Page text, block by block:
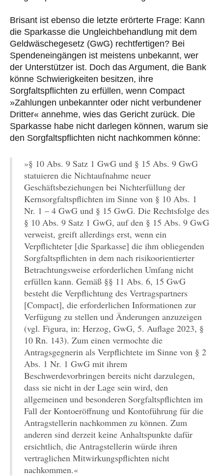
Brisant ist ebenso die letzte erörterte Frage: Kann
die Sparkasse die Ungleichbehandlung mit dem
Geldwäschegesetz (GwG) rechtfertigen? Bei
Spendeneingängen ist meistens unbekannt, wer
der Unterstützer ist. Doch das Argument, die Bank
könne Schwierigkeiten besitzen, ihre
Sorgfaltspflichten zu erfüllen, wenn Compact
»Zahlungen unbekannter oder nicht verbundener
Dritter« annehme, wies das Gericht zurück. Die
Sparkasse habe nicht darlegen können, warum sie
den Sorgfaltspflichten nicht nachkommen könne:
»§ 10 Abs. 9 Satz 1 GwG und § 15 Abs. 9 GwG
statuieren die Nichtaufnahme neuer
Geschäftsbeziehungen bei Nichterfüllung der
Kernsorgfaltspflichten im Sinne von § 10 Abs. 1
Nr. 1 – 4 GwG und § 15 GwG. Die Rechtsfolge des
§ 10 Abs. 9 Satz 1 GwG, auf den § 15 Abs. 9 GwG
verweist, greift allerdings erst, wenn ein
Verpflichteter [die Sparkasse] die ihm obliegenden
Sorgfaltspflichten in dem nach risikoorientierter
Betrachtungsweise erforderlichen Umfang nicht
erfüllen kann. Gemäß §§ 11 Abs. 6, 15 GwG
besteht die Verpflichtung des Vertragspartners
[Compact], die erforderlichen Informationen zur
Verfügung zu stellen und Änderungen anzuzeigen
(vgl. Figura, in: Herzog, GwG, 5. Auflage 2023, §
10 Rn. 143). Zum einen vermochte die
Antragsgegnerin als Verpflichtete im Sinne von § 2
Abs. 1 Nr. 1 GwG mit ihrem
Beschwerdevorbringen bereits nicht darzulegen,
dass sie nicht in der Lage sein wird, den
allgemeinen und besonderen Sorgfaltspflichten im
Fall der Kontoeröffnung und Kontoführung für die
Antragstellerin nachkommen zu können. Zum
anderen sind derzeit keine Anhaltspunkte dafür
ersichtlich, die Antragstellerin würde ihren
vertraglichen Mitwirkungspflichten nicht
nachkommen.«